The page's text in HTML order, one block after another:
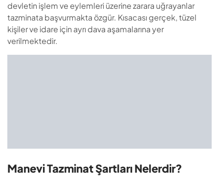
devletin işlem ve eylemleri üzerine zarara uğrayanlar
tazminata başvurmakta özgür. Kısacası gerçek, tüzel
kişiler ve idare için ayrı dava aşamalarına yer
verilmektedir.
bulunabilir.